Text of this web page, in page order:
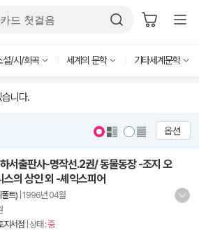
설/시/희곡 세계의 문학 기타세계문학
니다.
옵션
서출판사-명작선.2권/ 동물동장 -조지 오
스의 상인 외 -셰익스피어
트) 1996년 04월
지서점 | 상태 :중